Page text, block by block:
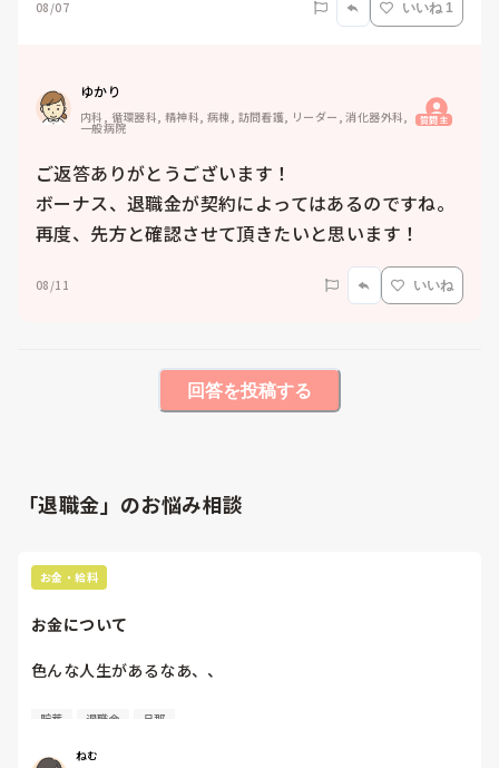
08/07 いいね 1
ゆかり
内科, 循環器科, 精神科, 病棟, 訪問看護, リーダー, 消化器外科,
一般病院 質問主
ご返答ありがとうございます！
ボーナス、退職金が契約によってはあるのですね。
再度、先方と確認させて頂きたいと思います！
08/11 いいね
回答を投稿する
「退職金」のお悩み相談
お金・給料
お金について
色んな人生があるなあ、、
昔付き合ってた人と別れて
手元に残ったのは200万くらい？
貯蓄 退職金 旦那
ねむ